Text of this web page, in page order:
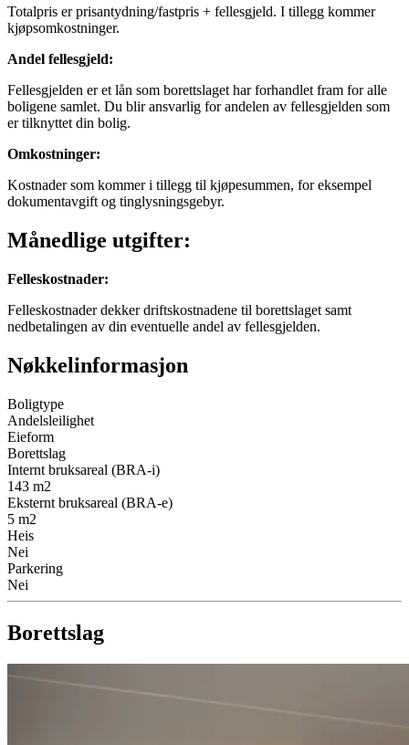
Totalpris er prisantydning/fastpris + fellesgjeld. I tillegg kommer
kjøpsomkostninger.
Andel fellesgjeld:
Fellesgjelden er et lån som borettslaget har forhandlet fram for alle
boligene samlet. Du blir ansvarlig for andelen av fellesgjelden som
er tilknyttet din bolig.
Omkostninger:
Kostnader som kommer i tillegg til kjøpesummen, for eksempel
dokumentavgift og tinglysningsgebyr.
Månedlige utgifter:
Felleskostnader:
Felleskostnader dekker driftskostnadene til borettslaget samt
nedbetalingen av din eventuelle andel av fellesgjelden.
Nøkkelinformasjon
Boligtype
Andelsleilighet
Eieform
Borettslag
Internt bruksareal (BRA-i)
143 m2
Eksternt bruksareal (BRA-e)
5 m2
Heis
Nei
Parkering
Nei
Borettslag